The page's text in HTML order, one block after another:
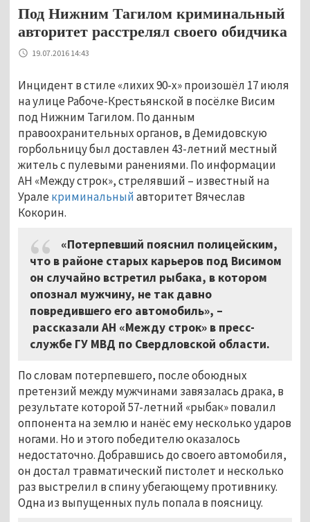
Под Нижним Тагилом криминальный
авторитет расстрелял своего обидчика
19.07.2016 14:43
Инцидент в стиле «лихих 90-х» произошёл 17 июля
на улице Рабоче-Крестьянской в посёлке Висим
под Нижним Тагилом. По данным
правоохранительных органов, в Демидовскую
горбольницу был доставлен 43-летний местный
житель с пулевыми ранениями. По информации
АН «Между строк», стрелявший – известный на
Урале криминальныйавторитет Вячеслав
Кокорин.
«Потерпевший пояснил полицейским,
что в районе старых карьеров под Висимом
он случайно встретил рыбака, в котором
опознал мужчину, не так давно
повредившего его автомобиль», –
рассказали АН «Между строк» в пресс-
службе ГУ МВД по Свердловской области.
По словам потерпевшего, после обоюдных
претензий между мужчинами завязалась драка, в
результате которой 57-летний «рыбак» повалил
оппонента на землю и нанёс ему несколько ударов
ногами. Но и этого победителю оказалось
недостаточно. Добравшись до своего автомобиля,
он достал травматический пистолет и несколько
раз выстрелил в спину убегающему противнику.
Одна из выпущенных пуль попала в поясницу.